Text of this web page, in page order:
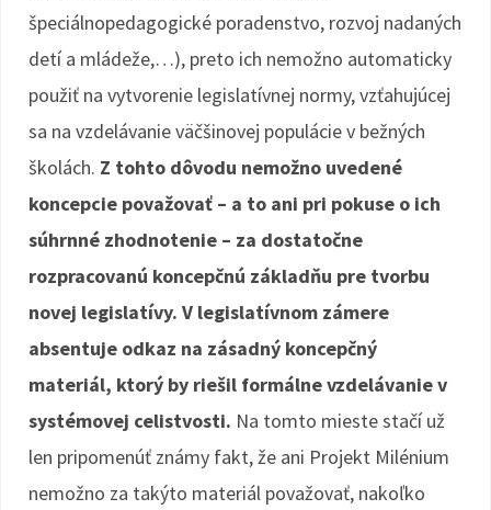
špeciálnopedagogické poradenstvo, rozvoj nadaných
detí a mládeže,…), preto ich nemožno automaticky
použiť na vytvorenie legislatívnej normy, vzťahujúcej
sa na vzdelávanie väčšinovej populácie v bežných
školách. Z tohto dôvodu nemožno uvedené
koncepcie považovať – a to ani pri pokuse o ich
súhrnné zhodnotenie – za dostatočne
rozpracovanú koncepčnú základňu pre tvorbu
novej legislatívy. V legislatívnom zámere
absentuje odkaz na zásadný koncepčný
materiál, ktorý by riešil formálne vzdelávanie v
systémovej celistvosti. Na tomto mieste stačí už
len pripomenúť známy fakt, že ani Projekt Milénium
nemožno za takýto materiál považovať, nakoľko